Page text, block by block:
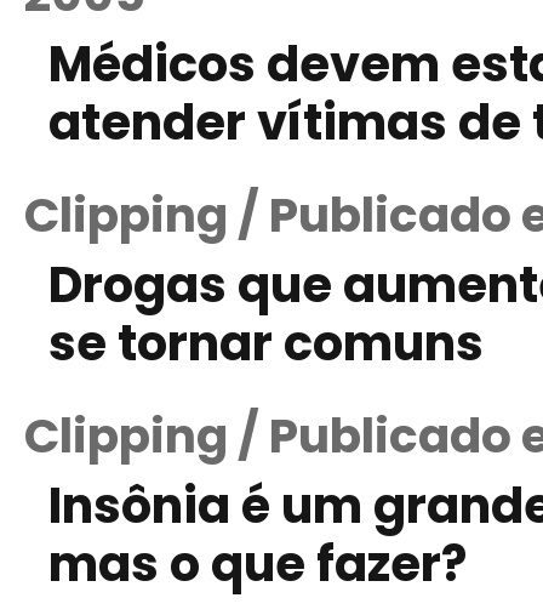
Médicos devem
atender vítimas de
Clipping / Publicado
Drogas que
se tornar comuns
Clipping / Publicado
Insônia é um
mas o que fazer?